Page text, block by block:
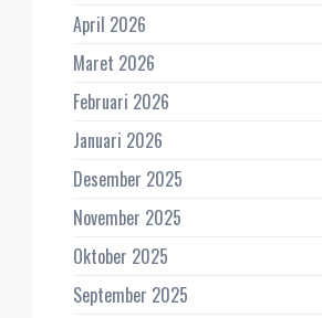
April 2026
Maret 2026
Februari 2026
Januari 2026
Desember 2025
November 2025
Oktober 2025
September 2025